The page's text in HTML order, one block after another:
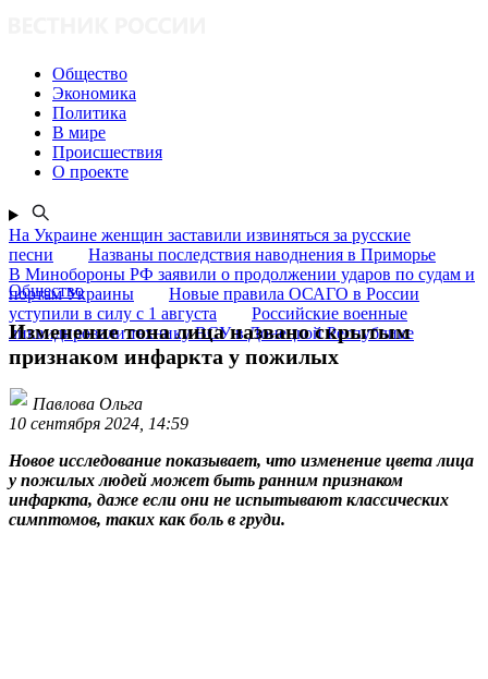
Общество
Экономика
Политика
В мире
Происшествия
О проекте
На Украине женщин заставили извиняться за русские
песни
Названы последствия наводнения в Приморье
В Минобороны РФ заявили о продолжении ударов по судам и
портам Украины
Новые правила ОСАГО в России
уступили в силу с 1 августа
Российские военные
ликвидировали технику ВСУ в Донецкой Республике
Общество
Изменение тона лица названо скрытым
признаком инфаркта у пожилых
Павлова Ольга
10 сентября 2024, 14:59
Новое исследование показывает, что изменение цвета лица
у пожилых людей может быть ранним признаком
инфаркта, даже если они не испытывают классических
симптомов, таких как боль в груди.